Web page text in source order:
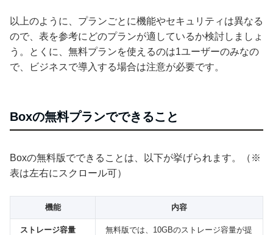
以上のように、プランごとに機能やセキュリティは異なる
ので、表を参考にどのプランが適しているか検討しましょ
う。とくに、無料プランを使えるのは1ユーザーのみなの
で、ビジネスで導入する場合は注意が必要です。
Boxの無料プランでできること
Boxの無料版でできることは、以下が挙げられます。（※
表は左右にスクロール可）
機能 内容
ストレージ容量
無料版では、10GBのストレージ容量が提